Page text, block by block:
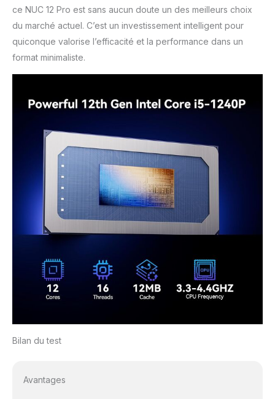
ce NUC 12 Pro est sans aucun doute un des meilleurs choix
du marché actuel. C’est un investissement intelligent pour
quiconque valorise l’efficacité et la performance dans un
format minimaliste.
Bilan du test
Avantages